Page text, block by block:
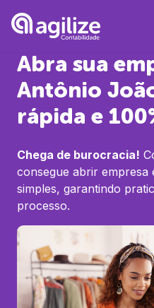
Abra sua
Antônio
rápida e
Chega de burocracia!
consegue abrir empresa
simples, garantindo
processo.